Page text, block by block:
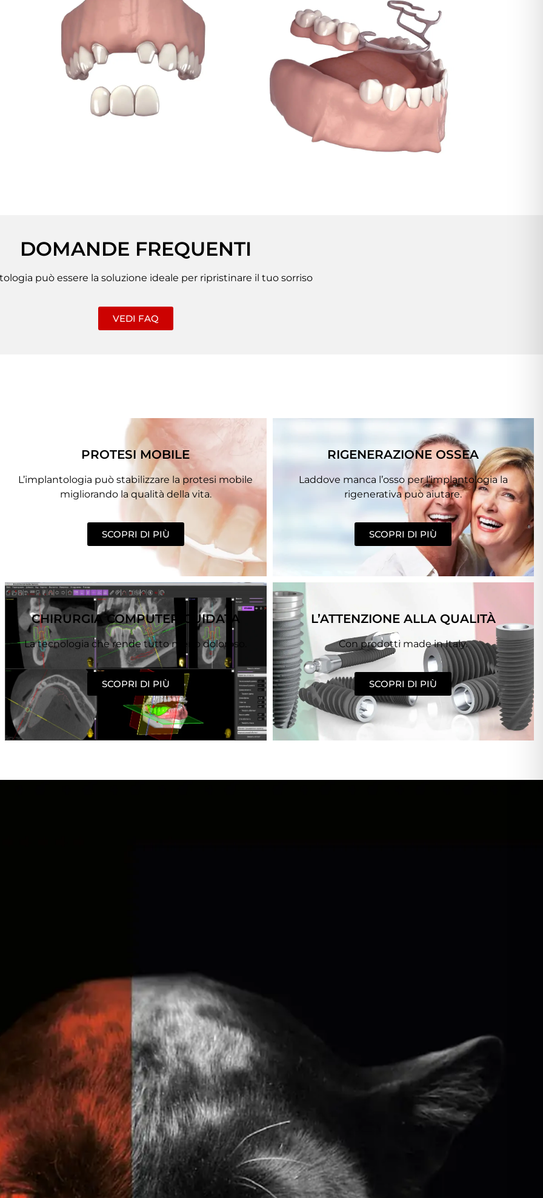
DOMANDE FREQUENTI
può essere la soluzione ideale per ripristinare il tuo sorriso
VEDI FAQ
PROTESI MOBILE
L’implantologia può stabilizzare la protesi mobile
migliorando la qualità della vita.
SCOPRI DI PIÙ
RIGENERAZIONE OSSEA
Laddove manca l’osso per l’implantologia la
rigenerativa può aiutare.
SCOPRI DI PIÙ
CHIRURGIA COMPUTER GUIDATA
La tecnologia che rende tutto meno doloroso.
SCOPRI DI PIÙ
L’ATTENZIONE ALLA QUALITÀ
Con prodotti made in Italy.
SCOPRI DI PIÙ